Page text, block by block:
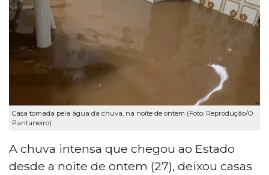
Casa tomada pela água da chuva, na noite de ontem (Foto: Reprodução/O
Pantaneiro)
A chuva intensa que chegou ao Estado
desde a noite de ontem (27), deixou casas